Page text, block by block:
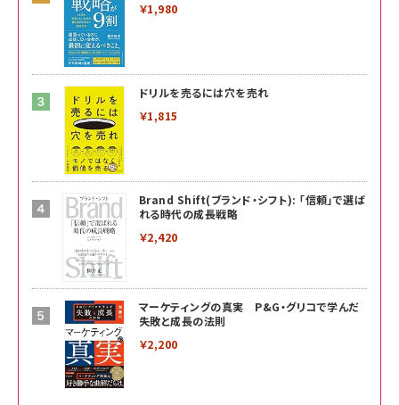
￥1,980
ドリルを売るには穴を売れ
￥1,815
Brand Shift(ブランド・シフト): 「信頼」で選ば
れる時代の成長戦略
￥2,420
マーケティングの真実 P&G・グリコで学んだ
失敗と成長の法則
￥2,200